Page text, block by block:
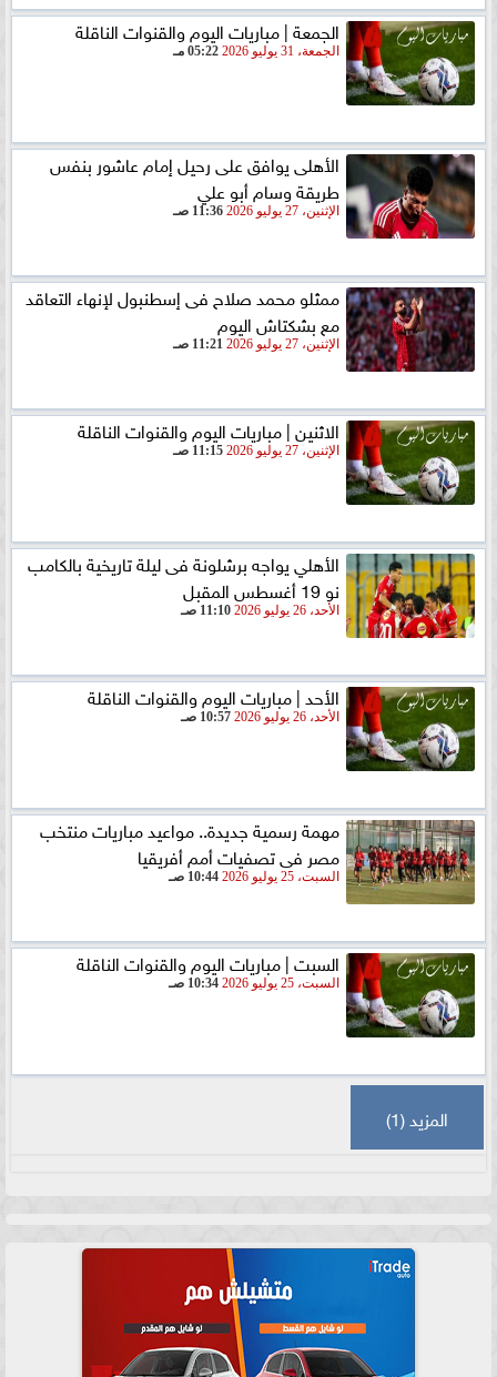
الجمعة | مباريات اليوم والقنوات الناقلة
الجمعة، 31 يوليو 2026 05:22 مـ
الأهلى يوافق على رحيل إمام عاشور بنفس
طريقة وسام أبو علي
الإثنين، 27 يوليو 2026 11:36 صـ
ممثلو محمد صلاح فى إسطنبول لإنهاء التعاقد
مع بشكتاش اليوم
الإثنين، 27 يوليو 2026 11:21 صـ
الاثنين | مباريات اليوم والقنوات الناقلة
الإثنين، 27 يوليو 2026 11:15 صـ
الأهلي يواجه برشلونة فى ليلة تاريخية بالكامب
نو 19 أغسطس المقبل
الأحد، 26 يوليو 2026 11:10 صـ
الأحد | مباريات اليوم والقنوات الناقلة
الأحد، 26 يوليو 2026 10:57 صـ
مهمة رسمية جديدة.. مواعيد مباريات منتخب
مصر فى تصفيات أمم أفريقيا
السبت، 25 يوليو 2026 10:44 صـ
السبت | مباريات اليوم والقنوات الناقلة
السبت، 25 يوليو 2026 10:34 صـ
المزيد (1)